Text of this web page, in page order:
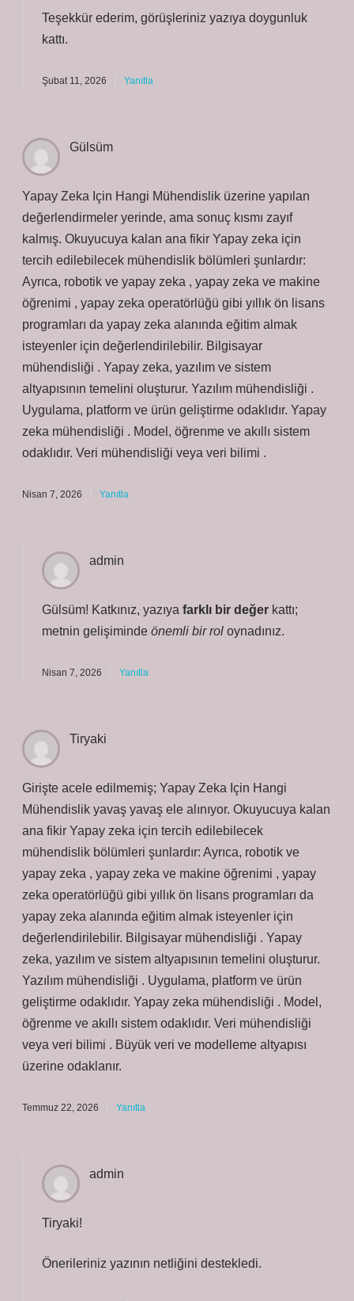
Teşekkür ederim, görüşleriniz yazıya doygunluk
kattı.
Şubat 11, 2026 Yanıtla
Gülsüm
Yapay Zeka Için Hangi Mühendislik üzerine yapılan
değerlendirmeler yerinde, ama sonuç kısmı zayıf
kalmış. Okuyucuya kalan ana fikir Yapay zeka için
tercih edilebilecek mühendislik bölümleri şunlardır:
Ayrıca, robotik ve yapay zeka , yapay zeka ve makine
öğrenimi , yapay zeka operatörlüğü gibi yıllık ön lisans
programları da yapay zeka alanında eğitim almak
isteyenler için değerlendirilebilir. Bilgisayar
mühendisliği . Yapay zeka, yazılım ve sistem
altyapısının temelini oluşturur. Yazılım mühendisliği .
Uygulama, platform ve ürün geliştirme odaklıdır. Yapay
zeka mühendisliği . Model, öğrenme ve akıllı sistem
odaklıdır. Veri mühendisliği veya veri bilimi .
Nisan 7, 2026 Yanıtla
admin
Gülsüm! Katkınız, yazıya farklı bir değer kattı;
metnin gelişiminde önemli bir rol oynadınız.
Nisan 7, 2026 Yanıtla
Tiryaki
Girişte acele edilmemiş; Yapay Zeka Için Hangi
Mühendislik yavaş yavaş ele alınıyor. Okuyucuya kalan
ana fikir Yapay zeka için tercih edilebilecek
mühendislik bölümleri şunlardır: Ayrıca, robotik ve
yapay zeka , yapay zeka ve makine öğrenimi , yapay
zeka operatörlüğü gibi yıllık ön lisans programları da
yapay zeka alanında eğitim almak isteyenler için
değerlendirilebilir. Bilgisayar mühendisliği . Yapay
zeka, yazılım ve sistem altyapısının temelini oluşturur.
Yazılım mühendisliği . Uygulama, platform ve ürün
geliştirme odaklıdır. Yapay zeka mühendisliği . Model,
öğrenme ve akıllı sistem odaklıdır. Veri mühendisliği
veya veri bilimi . Büyük veri ve modelleme altyapısı
üzerine odaklanır.
Temmuz 22, 2026 Yanıtla
admin
Tiryaki!
Önerileriniz yazının netliğini destekledi.